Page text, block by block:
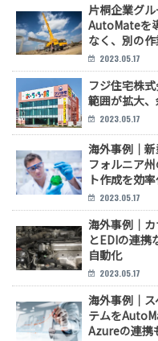
片桐企業グ
AutoMateを
なく、別の
2023.05.17
フジ住宅株
範囲が拡大
2023.05.17
海外事例｜
フォルニア
ト作成を効
2023.05.17
海外事例｜
とEDIの連
自動化
2023.05.17
海外事例｜
テムを
Azureの連携